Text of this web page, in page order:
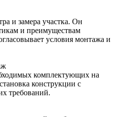
и замера участка. Он
и преимуществам
условия монтажа и
комплектующих на
конструкции с
требований.